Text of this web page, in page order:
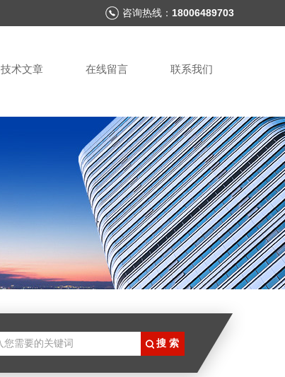
咨询热线： 18006489703
技术文章 在线留言 联系我们